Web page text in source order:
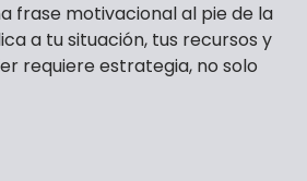
frase motivacional al pie de la
a tu situación, tus recursos y
requiere estrategia, no solo